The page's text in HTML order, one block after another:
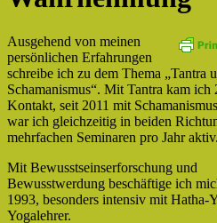
Ausgehend von meinen
persönlichen Erfahrungen
schreibe ich zu dem Thema „Tantra
Schamanismus“. Mit Tantra kam ich
Kontakt, seit 2011 mit
war ich gleichzeitig in beiden
mehrfachen Seminaren pro Jahr aktiv.
Mit Bewusstseinserforschung und
Bewusstwerdung beschäftige ich
1993, besonders intensiv mit Hatha-
Yogalehrer.